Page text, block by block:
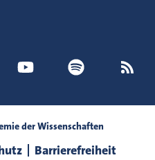
der Wissenschaften
Barrierefreiheit